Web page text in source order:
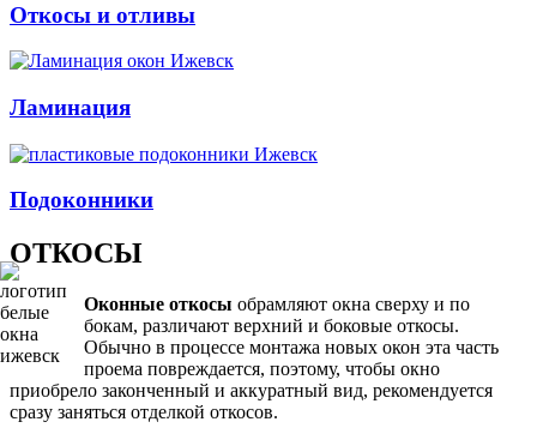
Откосы и отливы
Ламинация
Подоконники
ОТКОСЫ
Оконные откосы обрамляют окна сверху и по
бокам, различают верхний и боковые откосы.
Обычно в процессе монтажа новых окон эта часть
проема повреждается, поэтому, чтобы окно
приобрело законченный и аккуратный вид, рекомендуется
сразу заняться отделкой откосов.